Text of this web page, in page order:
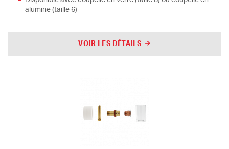
alumine (taille 6)
VOIR LES DÉTAILS